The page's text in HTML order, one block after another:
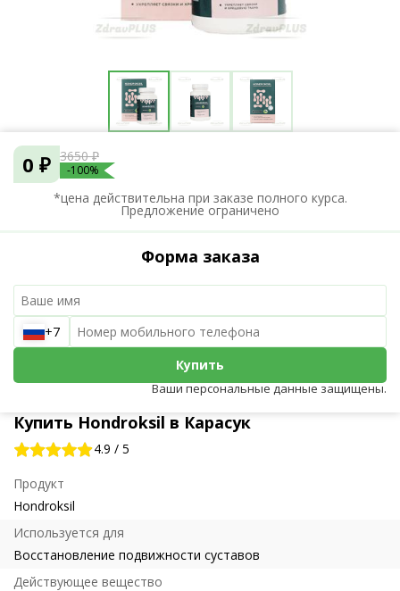
Купить Hondroksil в Карасук
4.9 / 5
Продукт
Hondroksil
Используется для
Восстановление подвижности суставов
Действующее вещество
0 ₽ 3650 ₽
-100%
*цена действительна при заказе полного курса.
Предложение ограничено
Форма заказа
+7
Купить
Ваши персональные данные защищены.